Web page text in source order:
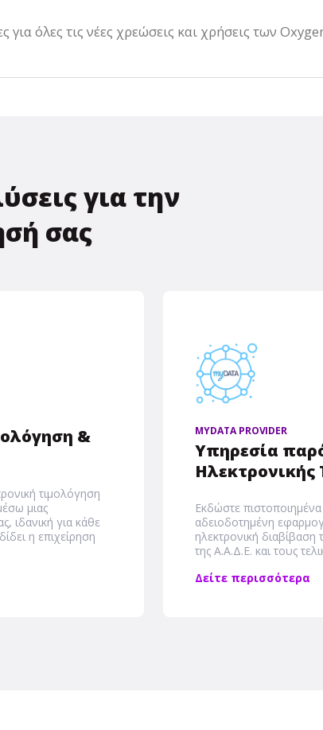
για όλες τις νέες χρεώσεις και χρήσεις των
για την
σας
&
τιμολόγηση
μιας
ιδανική για κάθε
η επιχείρηση
MYDATA PROVIDER
Υπηρεσία
Ηλεκτρονικής
Εκδώστε
αδειοδοτημένη
ηλεκτρονική
της Α.Α.Δ.Ε. και τους
Δείτε περισσότερα